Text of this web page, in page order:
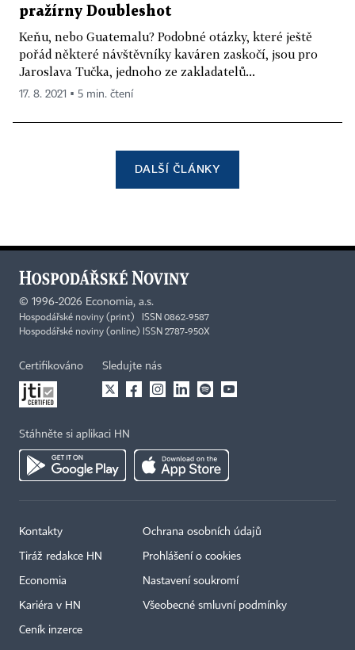
pražírny Doubleshot
Keňu, nebo Guatemalu? Podobné otázky, které ještě
pořád některé návštěvníky kaváren zaskočí, jsou pro
Jaroslava Tučka, jednoho ze zakladatelů...
17. 8. 2021 ▪ 5 min. čtení
DALŠÍ ČLÁNKY
© 1996-2026 Economia, a.s.
Hospodářské noviny (print) ISSN 0862-9587
Hospodářské noviny (online) ISSN 2787-950X
Certifikováno Sledujte nás
Stáhněte si aplikaci HN
Kontakty
Tiráž redakce HN
Economia
Kariéra v HN
Ceník inzerce
Ochrana osobních údajů
Prohlášení o cookies
Nastavení soukromí
Všeobecné smluvní podmínky